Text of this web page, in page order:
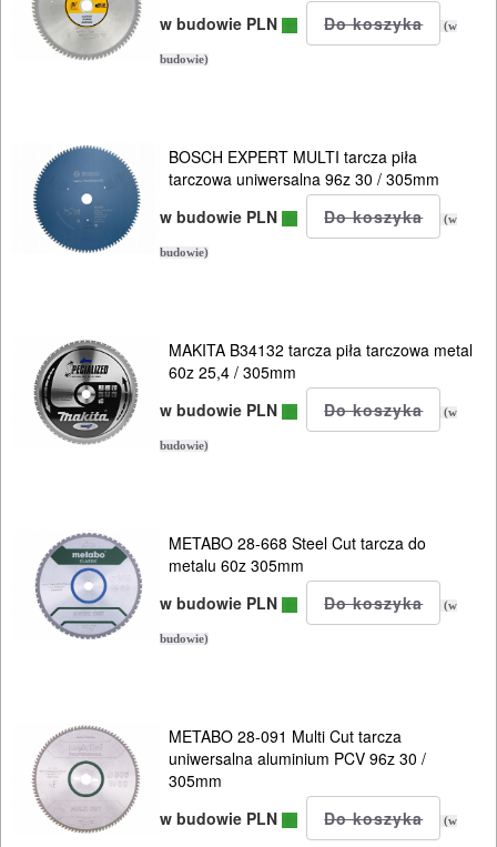
ELEKTRONARZĘDZIA
SIECIOWE
ELEKTRONARZĘDZIA
OSPRZĘT
AKCESORIA
Zestawy
osprzętowe
DO
w budowie PLN
(w
budowie)
BOSCH EXPERT MULTI tarcza piła
tarczowa uniwersalna 96z 30 / 305mm
w budowie PLN
(w
budowie)
MAKITA B34132 tarcza piła tarczowa metal
60z 25,4 / 305mm
w budowie PLN
(w
budowie)
METABO 28-668 Steel Cut tarcza do
metalu 60z 305mm
w budowie PLN
(w
budowie)
METABO 28-091 Multi Cut tarcza
uniwersalna aluminium PCV 96z 30 /
305mm
w budowie PLN
(w